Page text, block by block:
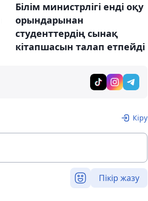
Білім министрлігі енді оқу
орындарынан
студенттердің сынақ
кітапшасын талап етпейді
Кіру
Пікір жазу